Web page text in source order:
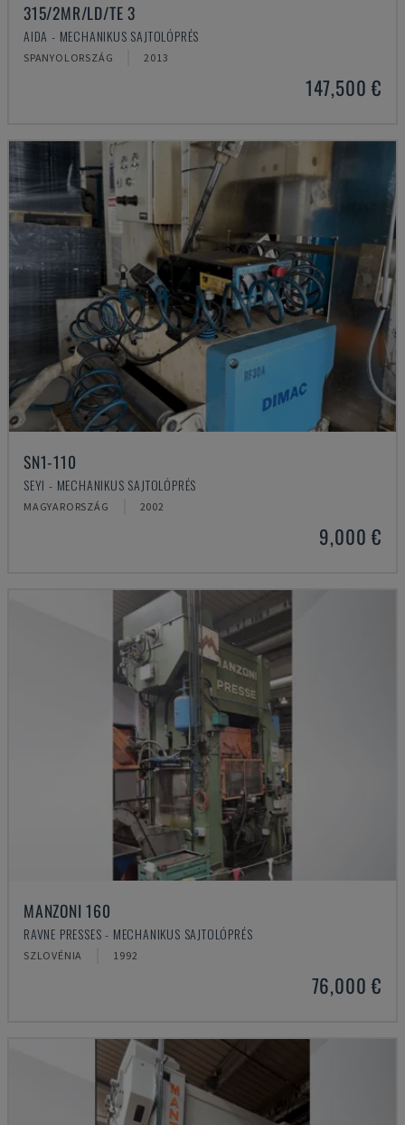
315/2MR/LD/TE 3
AIDA - MECHANIKUS SAJTOLÓPRÉS
SPANYOLORSZÁG 2013
147,500 €
SN1-110
SEYI - MECHANIKUS SAJTOLÓPRÉS
MAGYARORSZÁG 2002
9,000 €
MANZONI 160
RAVNE PRESSES - MECHANIKUS SAJTOLÓPRÉS
SZLOVÉNIA 1992
76,000 €